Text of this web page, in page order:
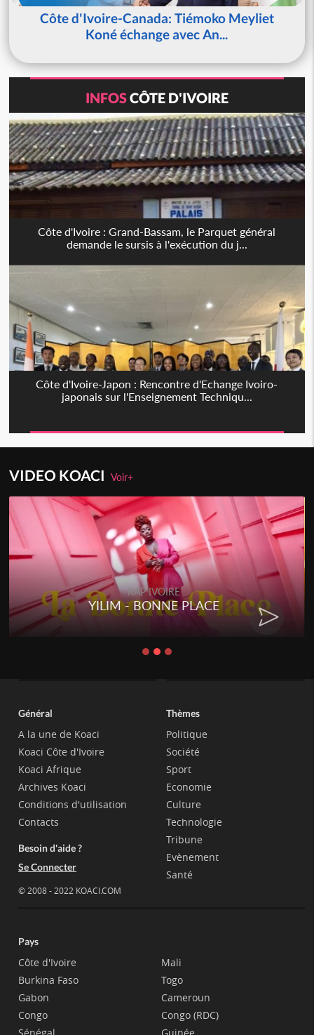
Côte d'Ivoire-Canada: Tiémoko Meyliet
Koné échange avec An...
INFOSCÔTE D'IVOIRE
Côte d'Ivoire : Grand-Bassam, le Parquet général
demande le sursis à l'exécution du j...
Côte d'Ivoire-Japon : Rencontre d'Echange Ivoiro-
japonais sur l'Enseignement Techniqu...
VIDEO KOACIVoir+
RAP IVOIRE
YILIM - BONNE PLACE
Général
A la une de Koaci
Koaci Côte d'Ivoire
Koaci Afrique
Archives Koaci
Conditions d'utilisation
Contacts
Besoin d'aide ?
Se Connecter
© 2008 - 2022 KOACI.COM
Thèmes
Politique
Société
Sport
Economie
Culture
Technologie
Tribune
Evènement
Santé
Pays
Côte d'Ivoire
Burkina Faso
Gabon
Congo
Mali
Togo
Cameroun
Congo (RDC)